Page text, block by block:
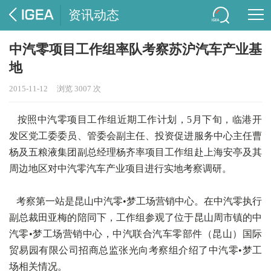
资讯动态
中汽零项目工作组率队考察苏沪汽车产业基
地
2015-11-12 浏览 3007 次
按照中汽零项目工作组近期工作计划，5月下旬，临港开
发区党工委委员、管委会副主任、投资促进服务中心主任曹
杨及五粮液集团副总经理杨齐率项目工作组赴上海安亭及其
周边地区对中汽零汽车产业项目进行实地考察调研。
考察第一站是昆山中汽零•梦工场营销中心。在中汽零执行
副总裁田亚梅的陪同下，工作组参观了位于昆山周市镇的中
汽零•梦工场营销中心，中汽联合汽车零部件（昆山）国际
贸易园有限公司招商总监张光向考察组介绍了中汽零•梦工
场相关情况。